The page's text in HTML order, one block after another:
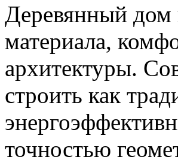
Деревянный дом
материала,
архитектуры.
строить как
точностью